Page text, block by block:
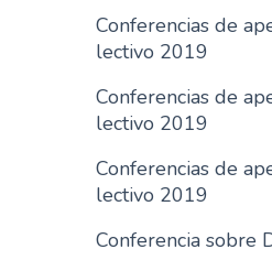
Conferencias de
lectivo 2019
Conferencias de
lectivo 2019
Conferencias de
lectivo 2019
Conferencia sobre